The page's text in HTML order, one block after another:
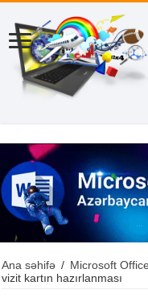
Ana səhifə / Microsoft
vizit kartın hazırlanması